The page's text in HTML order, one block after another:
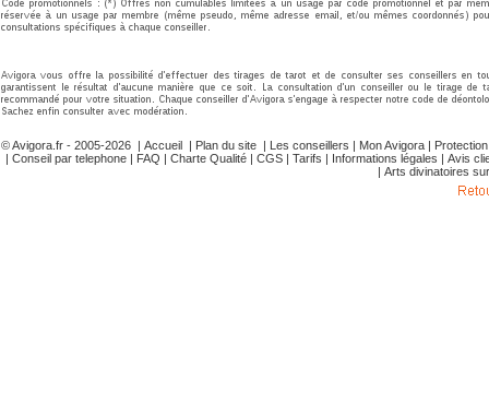
© Avigora.fr - 2005-2026 | Accueil| Plan du site| Les conseillers | Mon Avigora|
| Conseil par telephone| FAQ | Charte Qualité| CGS| Tarifs | Informations légales | Avis
| Arts divinatoires